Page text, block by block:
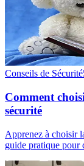
Conseils de Sécurité
Comment
sécurité
Apprenez à choisir
guide pratique pour